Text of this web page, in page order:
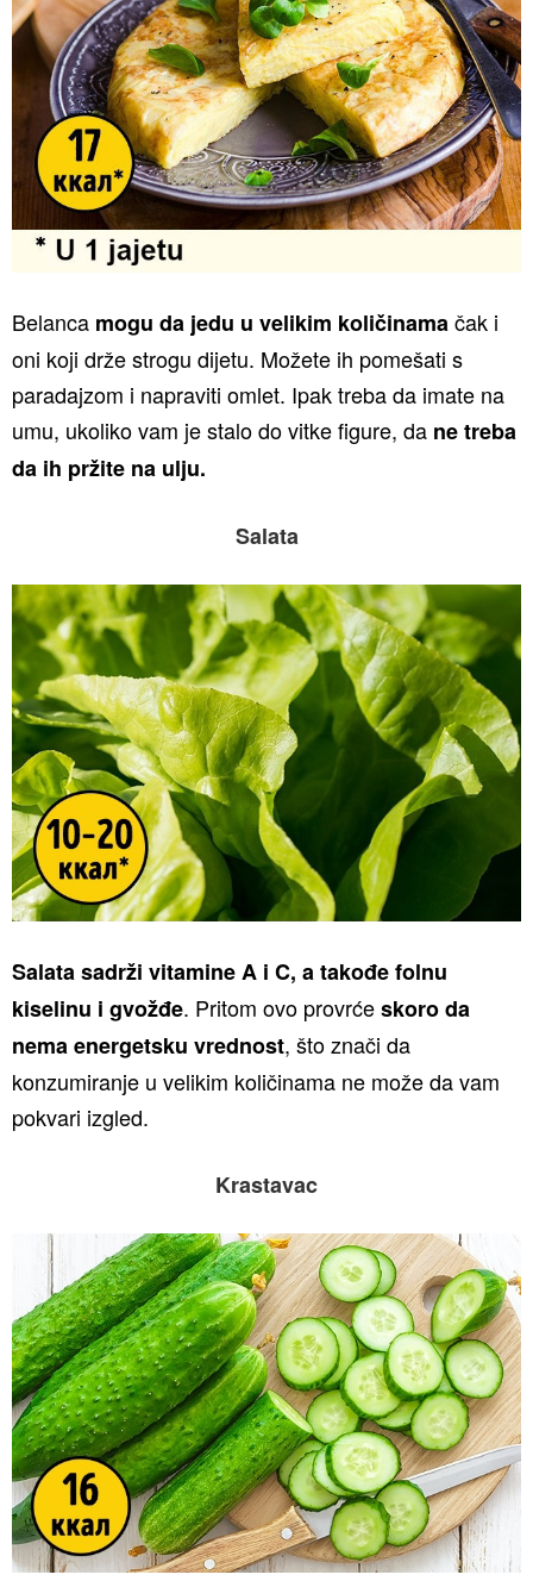
Belanca mogu da jedu u velikim količinamačak i
oni koji drže strogu dijetu. Možete ih pomešati s
paradajzom i napraviti omlet. Ipak treba da imate na
umu, ukoliko vam je stalo do vitke figure, da ne treba
da ih pržite na ulju.
Salata
Salata sadrži vitamine A i C, a takođe folnu
kiselinu i gvožđe. Pritom ovo provrćeskoro da
nema energetsku vrednost, što znači da
konzumiranje u velikim količinama ne može da vam
pokvari izgled.
Krastavac